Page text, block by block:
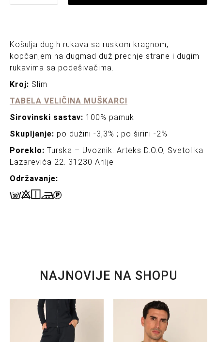
Košulja dugih rukava sa ruskom kragnom,
kopčanjem na dugmad duž prednje strane i dugim
rukavima sa podešivačima.
Kroj: Slim
TABELA VELIČINA MUŠKARCI
Sirovinski sastav: 100% pamuk
Skupljanje: po dužini -3,3% ; po širini -2%
Poreklo: Turska – Uvoznik: Arteks D.O.O, Svetolika
Lazarevića 22. 31230 Arilje
Održavanje:
NAJNOVIJE NA SHOPU